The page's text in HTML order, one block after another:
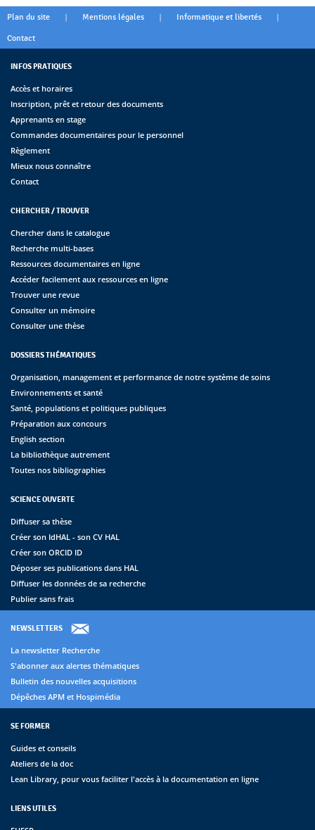
Plan du site | Mentions légales | Informatique et libertés |
Contact
INFOS PRATIQUES
Accès et horaires
Inscription, prêt et retour des documents
Apprenants en stage
Commandes documentaires pour le personnel
Règlement
Mieux nous connaître
Contact
CHERCHER / TROUVER
Chercher dans le catalogue
Recherche multi-bases
Ressources documentaires en ligne
Accéder facilement aux ressources en ligne
Trouver une revue
Consulter un mémoire
Consulter une thèse
DOSSIERS THÉMATIQUES
Organisation, management et performance de notre système de soins
Environnements et santé
Santé, populations et politiques publiques
Préparation aux concours
English section
La bibliothèque autrement
Toutes nos bibliographies
SCIENCE OUVERTE
Diffuser sa thèse
Créer son IdHAL - son CV HAL
Créer son ORCID ID
Déposer ses publications dans HAL
Diffuser les données de sa recherche
Publier sans frais
NEWSLETTERS
La newsletter Recherche
S'abonner aux alertes thématiques
Bulletin des nouvelles acquisitions
Dépêches APM et Hospimédia
SE FORMER
Guides et conseils
Ateliers de la doc
Lean Library, pour vous faciliter l'accès à la documentation en ligne
LIENS UTILES